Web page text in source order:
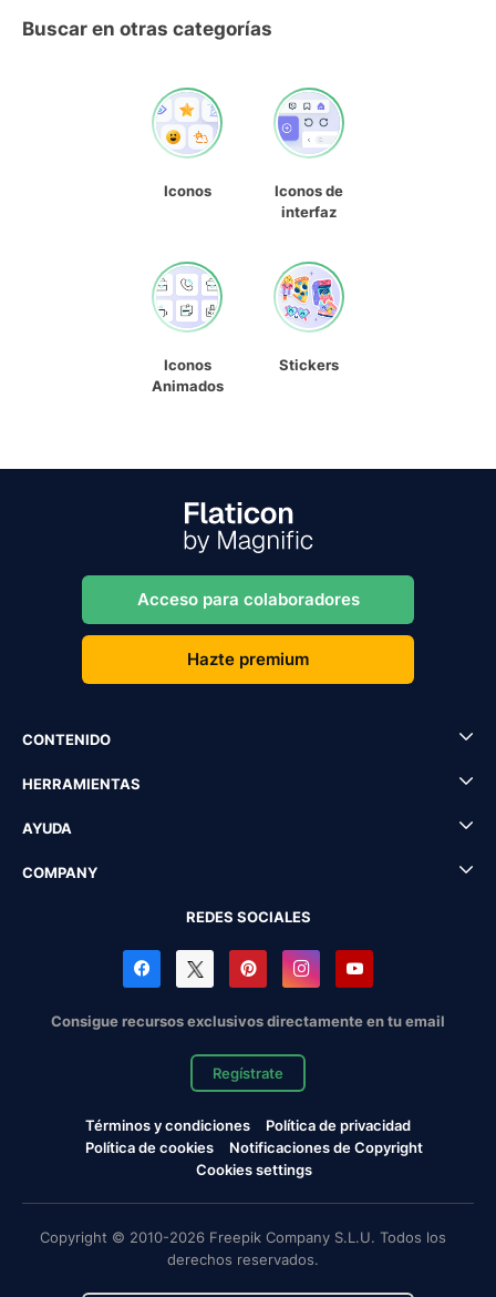
Buscar en otras categorías
Iconos
Iconos de
interfaz
Iconos
Animados
Stickers
Acceso para colaboradores
Hazte premium
CONTENIDO
HERRAMIENTAS
AYUDA
COMPANY
REDES SOCIALES
Consigue recursos exclusivos directamente en tu email
Regístrate
Términos y condiciones
Política de privacidad
Política de cookies
Notificaciones de Copyright
Cookies settings
Copyright © 2010-2026 Freepik Company S.L.U. Todos los
derechos reservados.